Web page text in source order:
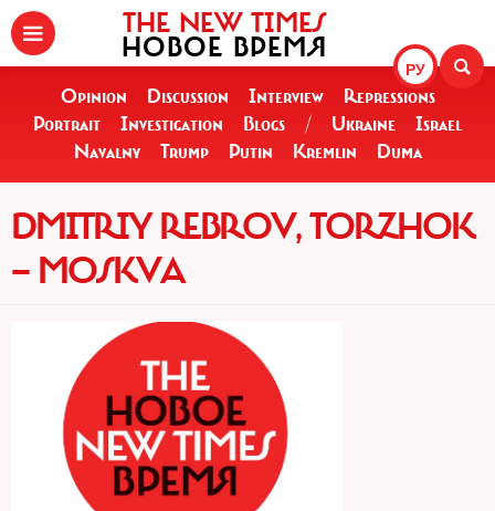
РУ
THE NEW TIMES
НОВОЕ ВРЕМЯ
Opinion Discussion Interview
Repressions
Portrait
Investigation Blogs / Ukraine
Israel
Navalny
Trump Putin Kremlin Duma
DMITRIY REBROV, TORZHOK
— MOSKVA